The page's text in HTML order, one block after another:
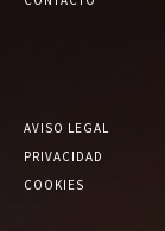
AVISO LEGAL
PRIVACIDAD
COOKIES